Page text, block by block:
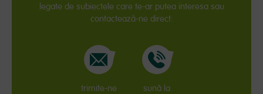
legate de subiectele care te-ar putea interesa sau
contactează-ne direct:
trimite-ne
sună la